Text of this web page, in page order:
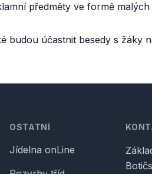
předměty ve formě
budou účastnit besedy s žáky
OSTATNÍ
Jídelna onLine